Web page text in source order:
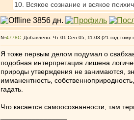
10. Всякое сознание и всякое
№4778 Добавлено: Чт 01 Сен 05, 11:03 (21 год тому
Я тоже первым делом подумал о
подобная интерпретация лишена
природы утверждения не занимаются,
имманентность,
гадать.
Что касается самоосознанности, там